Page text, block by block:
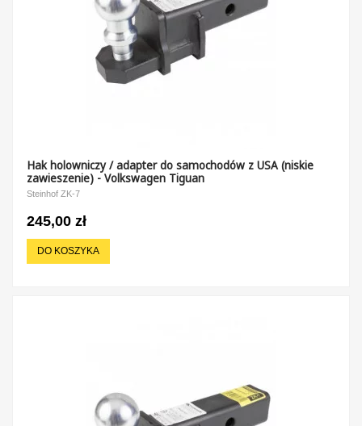
Hak holowniczy / adapter do samochodów z USA (niskie
zawieszenie) - Volkswagen Tiguan
Steinhof ZK-7
245,00 zł
DO KOSZYKA